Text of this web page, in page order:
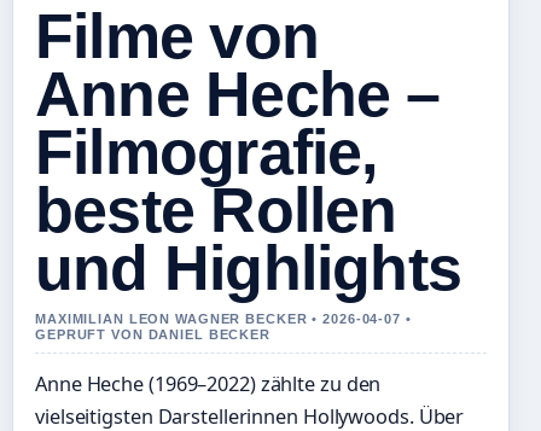
Filme von
Anne Heche –
Filmografie,
beste Rollen
und Highlights
MAXIMILIAN LEON WAGNER BECKER • 2026-04-07 •
GEPRUFT VON DANIEL BECKER
Anne Heche (1969–2022) zählte zu den
vielseitigsten Darstellerinnen Hollywoods. Über